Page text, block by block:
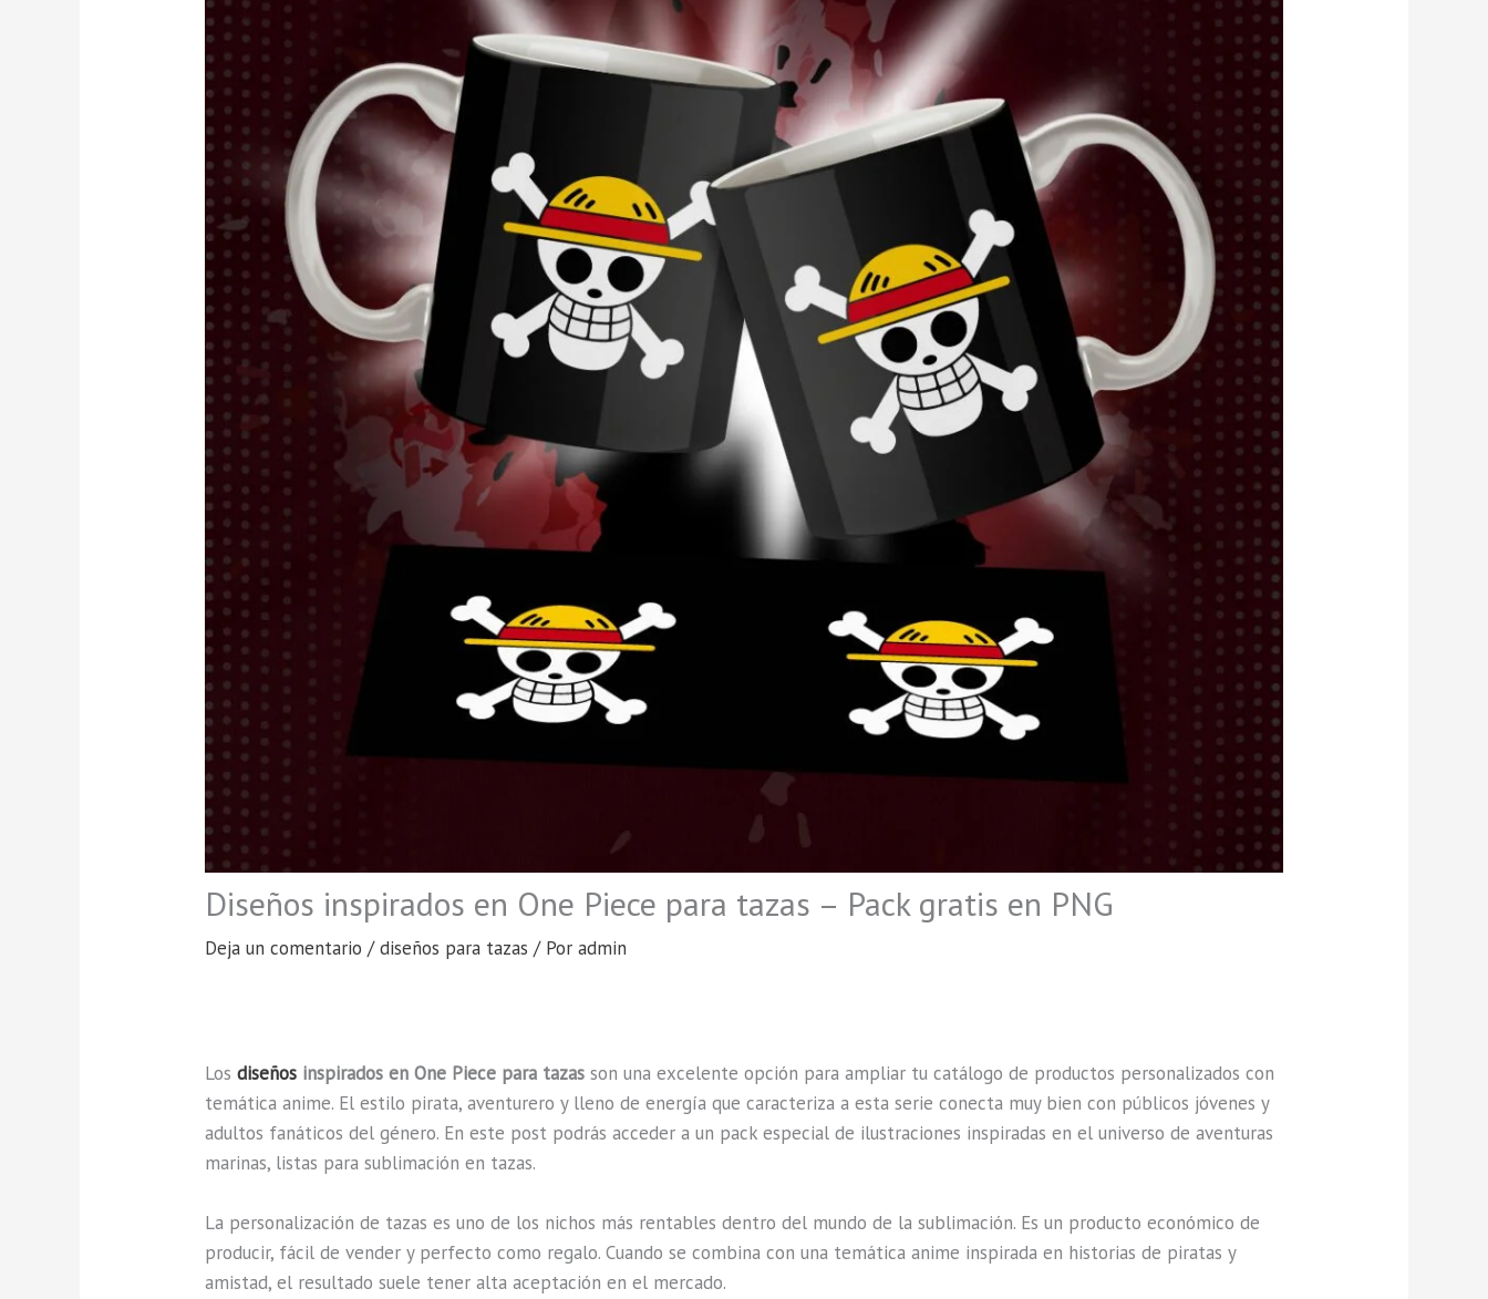
Diseños inspirados en One Piece para tazas – Pack gratis en PNG
Deja un comentario /diseños para tazas / Poradmin
Losdiseños inspirados en One Piece para tazas son una excelente opción para ampliar tu catálogo de productos personalizados con
temática anime. El estilo pirata, aventurero y lleno de energía que caracteriza a esta serie conecta muy bien con públicos jóvenes y
adultos fanáticos del género. En este post podrás acceder a un pack especial de ilustraciones inspiradas en el universo de aventuras
marinas, listas para sublimación en tazas.
La personalización de tazas es uno de los nichos más rentables dentro del mundo de la sublimación. Es un producto económico de
producir, fácil de vender y perfecto como regalo. Cuando se combina con una temática anime inspirada en historias de piratas y
amistad, el resultado suele tener alta aceptación en el mercado.